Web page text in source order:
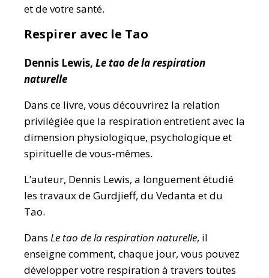
et de votre santé.
Respirer avec le Tao
Dennis Lewis, Le tao de la respiration
naturelle
Dans ce livre, vous découvrirez la relation
privilégiée que la respiration entretient avec la
dimension physiologique, psychologique et
spirituelle de vous-mêmes.
L’auteur, Dennis Lewis, a longuement étudié
les travaux de Gurdjieff, du Vedanta et du
Tao.
Dans Le tao de la respiration naturelle, il
enseigne comment, chaque jour, vous pouvez
développer votre respiration à travers toutes